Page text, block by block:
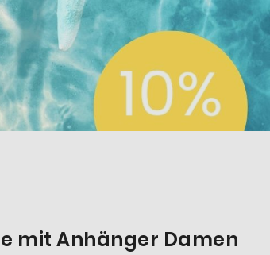
mit Anhänger Damen